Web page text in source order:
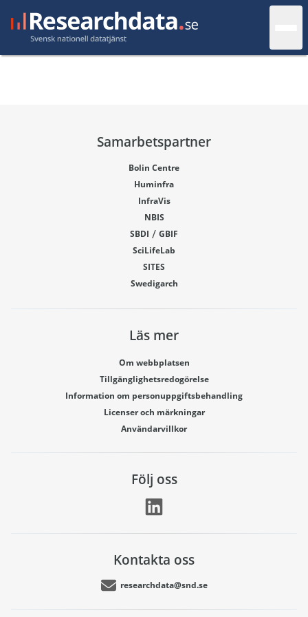
Samarbetspartner
Bolin Centre
Huminfra
InfraVis
NBIS
SBDI / GBIF
SciLifeLab
SITES
Swedigarch
Läs mer
Om webbplatsen
Tillgänglighetsredogörelse
Information om personuppgiftsbehandling
Licenser och märkningar
Användarvillkor
Följ oss
Kontakta oss
researchdata@snd.se